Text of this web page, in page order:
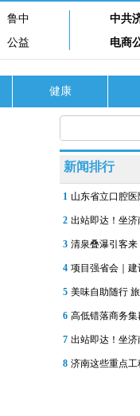
鲁中
公益
中共
电商
健康
新闻排行
1 山东省立口腔
2 出站即达！坐
3 清泉叠瀑引客
4 项目强省会｜
5 美味自助随行
6 高低错落商务
7 出站即达！坐
8 济南这些重点